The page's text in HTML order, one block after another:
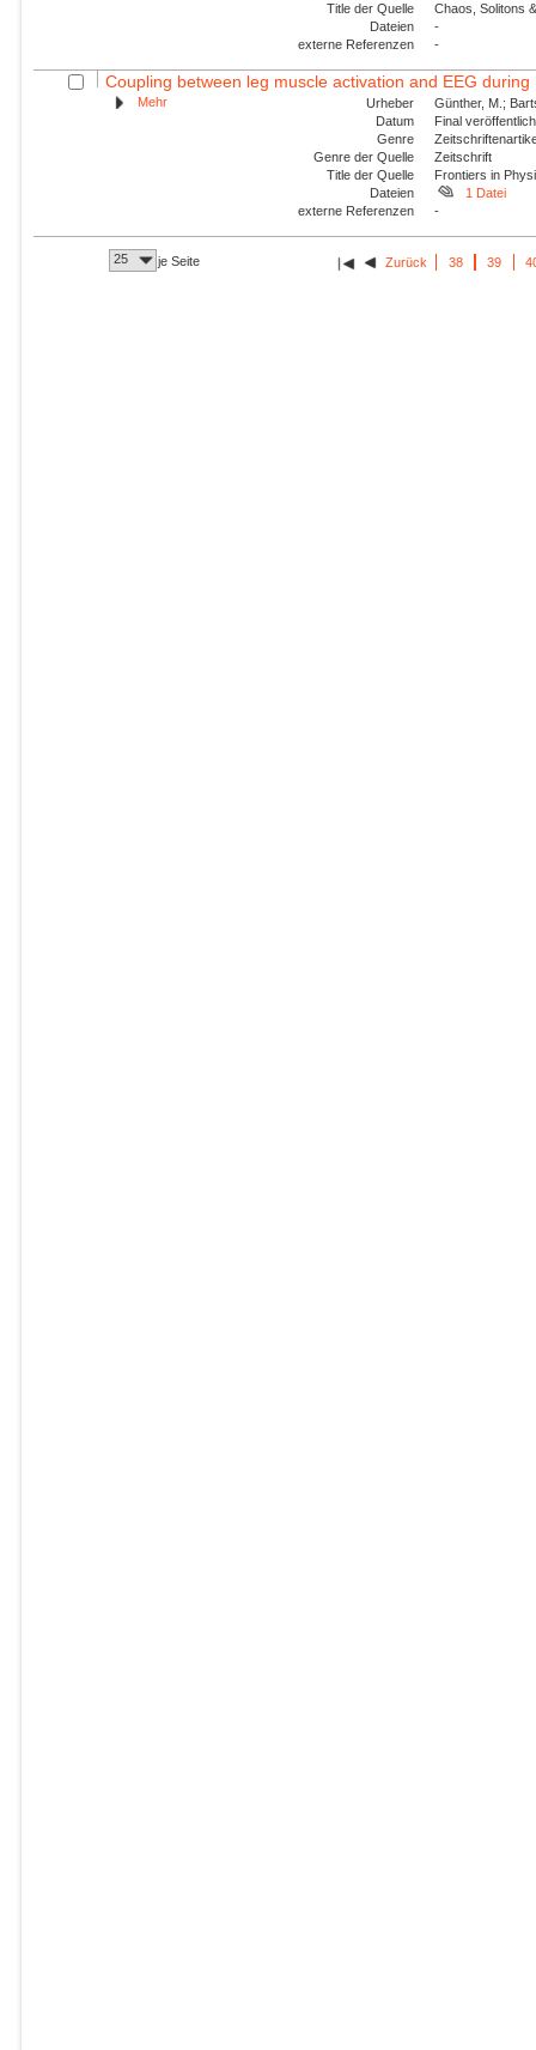
Title der Quelle
Chaos, Solitons
Dateien
-
externe Referenzen
-
Coupling between leg muscle activation and EEG
Mehr Urheber
Günther, M.;
Datum
Final
Genre
Genre der Quelle
Zeitschrift
Title der Quelle
Frontiers in
Dateien
1 Datei
externe Referenzen
-
25 je Seite Zurück 38 39